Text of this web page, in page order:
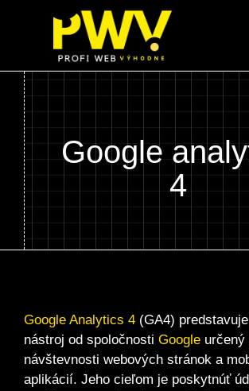
Google
4
Google Analytics 4 (GA4)
nástroj od spoločnosti Google určený
návštevnosti webových stránok a
aplikácií. Jeho cieľom je poskytnúť